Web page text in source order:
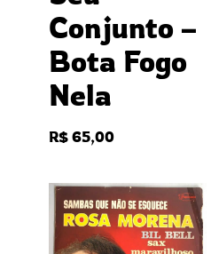
Conjunto –
Bota Fogo
Nela
R$ 65,00